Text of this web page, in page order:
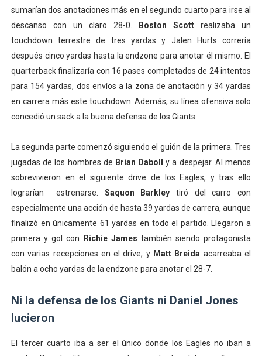
sumarían dos anotaciones más en el segundo cuarto para irse al
descanso con un claro 28-0.
Boston Scott realizaba un
touchdown terrestre de tres yardas y Jalen Hurts correría
después cinco yardas hasta la endzone para anotar él mismo. El
quarterback finalizaría con 16 pases completados de 24 intentos
para 154 yardas, dos envíos a la zona de anotación y 34 yardas
en carrera más este touchdown. Además, su línea ofensiva solo
concedió un sack a la buena defensa de los Giants.
La segunda parte comenzó siguiendo el guión de la primera. Tres
jugadas de los hombres de Brian Daboll
y a despejar. Al menos
sobrevivieron en el siguiente drive de los Eagles, y tras ello
lograrían estrenarse. Saquon Barkley tiró del carro con
especialmente una acción de hasta 39 yardas de carrera, aunque
finalizó en únicamente 61 yardas en todo el partido. Llegaron a
primera y gol con
Richie James también siendo protagonista
con varias recepciones en el drive, y Matt Breida acarreaba el
balón a ocho yardas de la endzone para anotar el 28-7.
Ni la defensa de los Giants ni Daniel Jones
lucieron
El tercer cuarto iba a ser el único donde los Eagles no iban a